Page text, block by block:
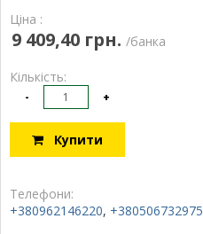
Ціна :
9 409,40 грн. /банка
Кількість:
- +
Купити
Телефони:
+380962146220, +380506732975